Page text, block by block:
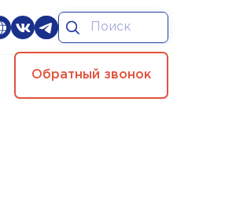
Обратный звонок